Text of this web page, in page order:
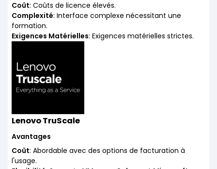
Coût: Coûts de licence élevés.
Complexité: Interface complexe nécessitant une
formation.
Exigences Matérielles: Exigences matérielles strictes.
Lenovo TruScale
Avantages
Coût: Abordable avec des options de facturation à
l'usage.